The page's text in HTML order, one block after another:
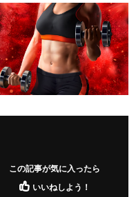
この記事が気に入ったら
いいねしよう！